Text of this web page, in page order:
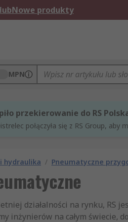
Nowe produkty
MPN
przekierowanie do RS
połączyła się z RS Group,
hydraulika / Pneumatyczne
działalności na rynku, RS
inżynierów na całym świecie,